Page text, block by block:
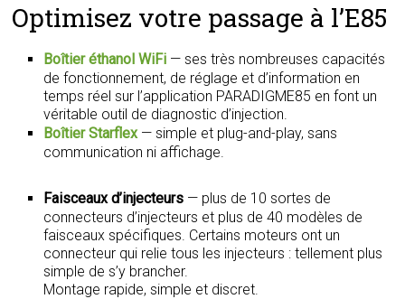
Optimisez votre passage à l’E85
Boîtier éthanol WiFi — ses très nombreuses capacités
de fonctionnement, de réglage et d’information en
temps réel sur l’application PARADIGME85 en font un
véritable outil de diagnostic d’injection.
Boîtier Starflex— simple et plug-and-play, sans
communication ni affichage.
Faisceaux d’injecteurs — plus de 10 sortes de
connecteurs d’injecteurs et plus de 40 modèles de
faisceaux spécifiques. Certains moteurs ont un
connecteur qui relie tous les injecteurs : tellement plus
simple de s’y brancher.
Montage rapide, simple et discret.